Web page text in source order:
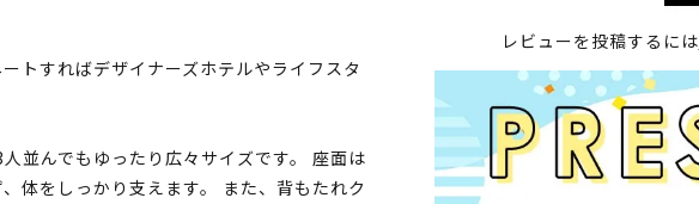
トすればデザイナーズホテルやライフスタ
並んでもゆったり広々サイズです。 座面は
体をしっかり支えます。 また、背もたれク
レビューを投稿するには